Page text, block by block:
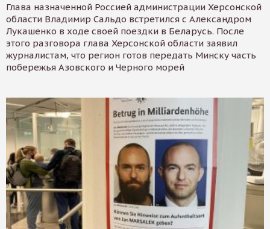
Глава назначенной Россией администрации Херсонской
области Владимир Сальдо встретился с Александром
Лукашенко в ходе своей поездки в Беларусь. После
этого разговора глава Херсонской области заявил
журналистам, что регион готов передать Минску часть
побережья Азовского и Черного морей